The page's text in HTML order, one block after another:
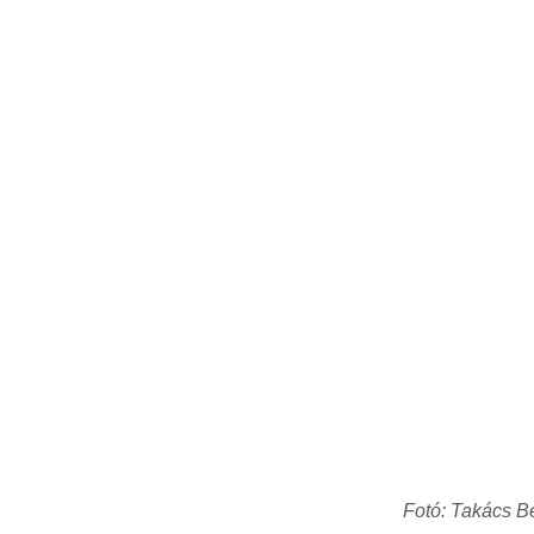
Fotó: Takács